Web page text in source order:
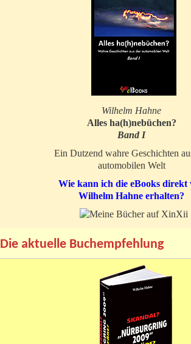
Wilhelm Hahne
Alles ha(h)nebüchen?
Band I
Ein Dutzend wahre Geschichten
automobilen Welt
Wie kann ich die eBooks direkt
Wilhelm Hahne erhalten?
Die aktuelle Buchempfehlung